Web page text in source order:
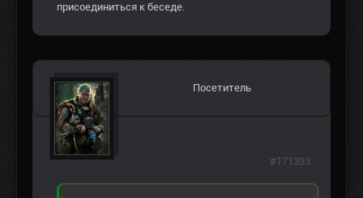
присоединиться к беседе.
Посетитель
#171393